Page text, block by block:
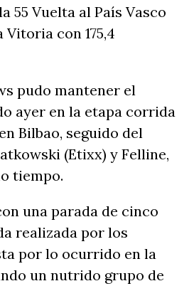
55 Vuelta al País Vasco
con 175,4
pudo mantener el
ayer en la etapa corrida
Bilbao, seguido del
(Etixx) y Felline,
tiempo.
una parada de cinco
realizada por los
por lo ocurrido en la
un nutrido grupo de